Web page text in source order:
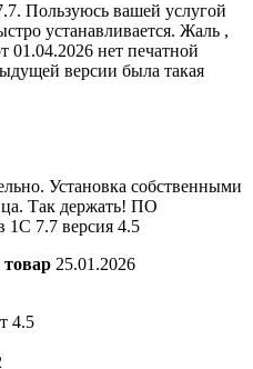
Пользуюсь вашей услугой
устанавливается. Жаль ,
01.04.2026 нет печатной
версии была такая
Установка собственными
Так держать! ПО
7.7 версия 4.5
товар 25.01.2026
4.5